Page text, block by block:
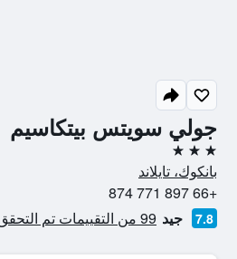
جولي سويتس بيتكاسيم
3 نجوم
بانكوك، تايلاند
+66 897 771 874
7.8 جيد 99 من التقييمات تم التحقق منها